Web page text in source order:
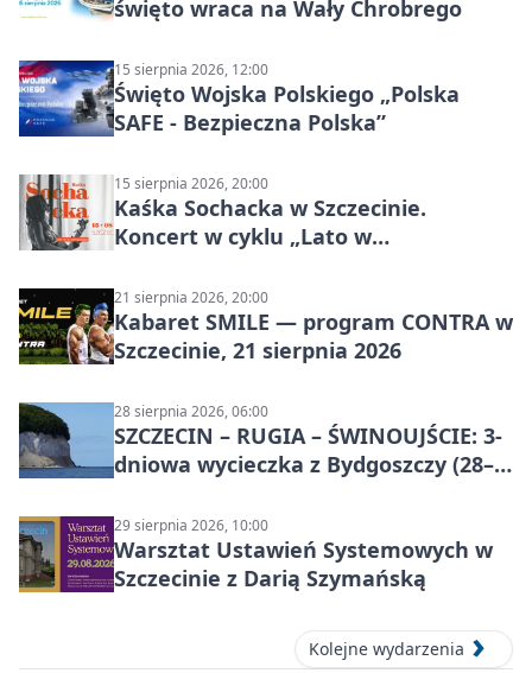
święto wraca na Wały Chrobrego
15 sierpnia 2026, 12:00
Święto Wojska Polskiego „Polska
SAFE - Bezpieczna Polska”
15 sierpnia 2026, 20:00
Kaśka Sochacka w Szczecinie.
Koncert w cyklu „Lato w
21 sierpnia 2026, 20:00
Kabaret SMILE — program CONTRA w
Szczecinie, 21 sierpnia 2026
28 sierpnia 2026, 06:00
SZCZECIN – RUGIA – ŚWINOUJŚCIE: 3-
dniowa wycieczka z Bydgoszczy (28–
29 sierpnia 2026, 10:00
Warsztat Ustawień Systemowych w
Szczecinie z Darią Szymańską
Kolejne wydarzenia